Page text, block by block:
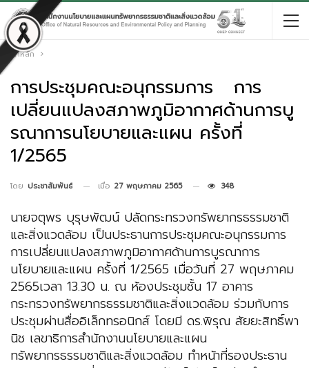
หน้าหลัก
การประชุมคณะอนุกรรมการ การ
เปลี่ยนแปลงสภาพภูมิอากาศด้านการบู
รณาการนโยบายและแผน ครั้งที่
1/2565
โดย ประชาสัมพันธ์ เมื่อ 27 พฤษภาคม 2565 348
นายจตุพร บุรุษพัฒน์ ปลัดกระทรวงทรัพยากรธรรมชาติ
และสิ่งแวดล้อม เป็นประธานการประชุมคณะอนุกรรมการ
การเปลี่ยนแปลงสภาพภูมิอากาศด้านการบูรณาการ
นโยบายและแผน ครั้งที่ 1/2565 เมื่อวันที่ 27 พฤษภาคม
2565เวลา 13.30 น. ณ ห้องประชุมชั้น 17 อาคาร
กระทรวงทรัพยากรธรรมชาติและสิ่งแวดล้อม ร่วมกับการ
ประชุมผ่านสื่ออิเล็กทรอนิกส์ โดยมี ดร.พิรุณ สัยยะสิทธิ์พา
นิช เลขาธิการสำนักงานนโยบายและแผน
ทรัพยากรธรรมชาติและสิ่งแวดล้อม ทำหน้าที่รองประธาน